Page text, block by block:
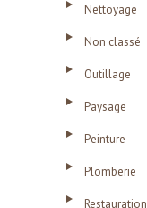
Nettoyage
Non classé
Outillage
Paysage
Peinture
Plomberie
Restauration